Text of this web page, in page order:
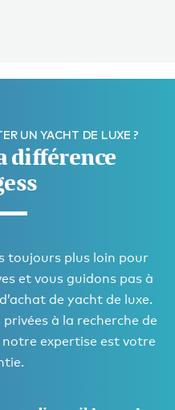
UN YACHT DE LUXE ?
différence
toujours plus loin pour
et vous guidons pas à
de yacht de luxe.
à la recherche de
expertise est votre